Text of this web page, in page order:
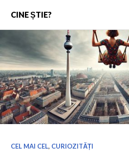
content
CINE ȘTIE?
CEL MAI CEL, CURIOZITĂȚI